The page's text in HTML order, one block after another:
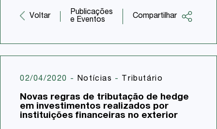
Voltar
Publicações
e Eventos
Compartilhar
Twitter
Share
02/04/2020 - Notícias - Tributário
Novas regras de tributação de hedge
em investimentos realizados por
instituições financeiras no exterior